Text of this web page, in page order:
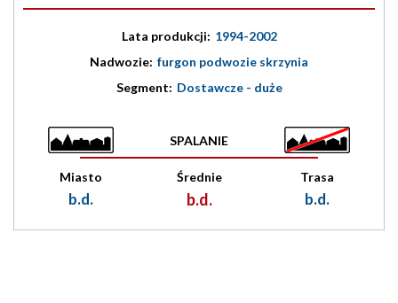
Lata produkcji: 1994-2002
Nadwozie: furgon podwozie skrzynia
Segment: Dostawcze - duże
SPALANIE
Miasto
b.d.
Średnie
b.d.
Trasa
b.d.